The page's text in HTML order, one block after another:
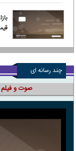
چند رسانه ای
صوت و فیلم